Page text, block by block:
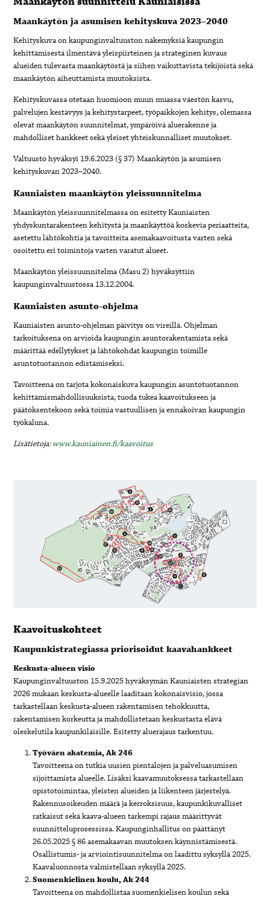
Maankäytön ja asumisen kehityskuva 2023–2040
Kehityskuva on kaupunginvaltuuston näkemyksiä kaupungin
kehittämisestä ilmentävä yleispiirteinen ja strateginen kuvaus
alueiden tulevasta maankäytöstä ja siihen vaikuttavista tekijöistä sekä
maankäytön aiheuttamista muutoksista.
Kehityskuvassa otetaan huomioon muun muassa väestön kasvu,
palvelujen kestävyys ja kehitystarpeet, työpaikkojen kehitys, olemassa
olevat maankäytön suunnitelmat, ympäröivä aluerakenne ja
mahdolliset hankkeet sekä yleiset yhteiskunnalliset muutokset.
Valtuusto hyväksyi 19.6.2023 (§ 37) Maankäytön ja asumisen
kehityskuvan 2023–2040.
Kauniaisten maankäytön yleissuunnitelma
Maankäytön yleissuunnitelmassa on esitetty Kauniaisten
yhdyskuntarakenteen kehitystä ja maankäyttöä koskevia periaatteita,
asetettu lähtökohtia ja tavoitteita asemakaavoitusta varten sekä
osoitettu eri toimintoja varten varatut alueet.
Maankäytön yleissuunnitelma (Masu 2) hyväksyttiin
kaupunginvaltuustossa 13.12.2004.
Kauniaisten asunto-ohjelma
Kauniaisten asunto-ohjelman päivitys on vireillä. Ohjelman
tarkoituksena on arvioida kaupungin asuntorakentamista sekä
määrittää edellytykset ja lähtökohdat kaupungin toimille
asuntotuotannon edistämiseksi.
Tavoitteena on tarjota kokonaiskuva kaupungin asuntotuotannon
kehittämismahdollisuuksista, tuoda tukea kaavoitukseen ja
päätöksentekoon sekä toimia vastuullisen ja ennakoivan kaupungin
työkaluna.
Lisätietoja:www.kauniainen.fi/kaavoitus
Kaavoituskohteet
Kaupunkistrategiassa priorisoidut kaavahankkeet
Keskusta-alueen visio
Kaupunginvaltuuston 15.9.2025 hyväksymän Kauniaisten strategian
2026 mukaan keskusta-alueelle laaditaan kokonaisvisio, jossa
tarkastellaan keskusta-alueen rakentamisen tehokkuutta,
rakentamisen korkeutta ja mahdollistetaan keskustasta elävä
oleskelutila kaupunkilaisille. Esitetty aluerajaus tarkentuu.
Työväen akatemia, Ak 246
Tavoitteena on tutkia uusien pientalojen ja palveluasumisen
sijoittamista alueelle. Lisäksi kaavamuutoksessa tarkastellaan
opistotoimintaa, yleisten alueiden ja liikenteen järjestelyä.
Rakennusoikeuden määrä ja kerroksisuus, kaupunkikuvalliset
ratkaisut sekä kaava-alueen tarkempi rajaus määrittyvät
suunnitteluprosessissa. Kaupunginhallitus on päättänyt
26.05.2025 § 86 asemakaavan muutoksen käynnistämisestä.
Osallistumis- ja arviointisuunnitelma on laadittu syksyllä 2025.
Kaavaluonnosta valmistellaan syksyllä 2025.
Suomenkielinen koulu, Ak 244
Tavoitteena on mahdollistaa suomenkielisen koulun sekä